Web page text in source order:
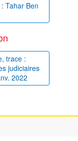
Tahar Ben
trace :
judiciaires
2022